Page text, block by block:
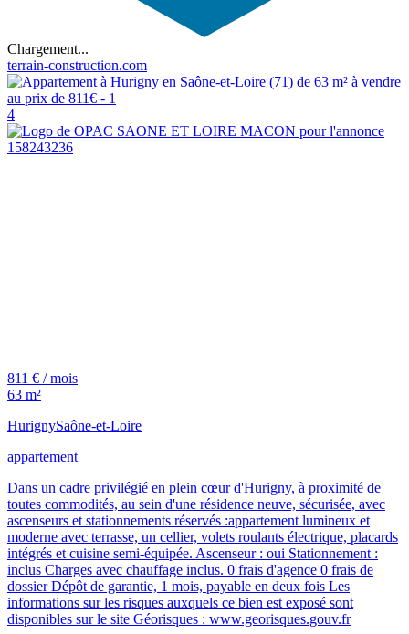
Chargement...
terrain-construction.com
4
811 € / mois
63 m²
HurignySaône-et-Loire
appartement
Dans un cadre privilégié en plein cœur d'Hurigny, à proximité de
toutes commodités, au sein d'une résidence neuve, sécurisée, avec
ascenseurs et stationnements réservés :appartement lumineux et
moderne avec terrasse, un cellier, volets roulants électrique, placards
intégrés et cuisine semi-équipée. Ascenseur : oui Stationnement :
inclus Charges avec chauffage inclus. 0 frais d'agence 0 frais de
dossier Dépôt de garantie, 1 mois, payable en deux fois Les
informations sur les risques auxquels ce bien est exposé sont
disponibles sur le site Géorisques : www.georisques.gouv.fr